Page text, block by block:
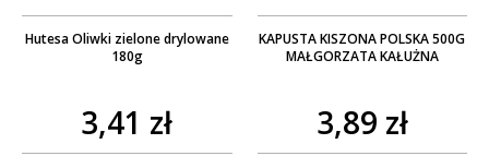
Hutesa Oliwki zielone drylowane
180g
3,41 zł
KAPUSTA KISZONA POLSKA 500G
MAŁGORZATA KAŁUŻNA
3,89 zł